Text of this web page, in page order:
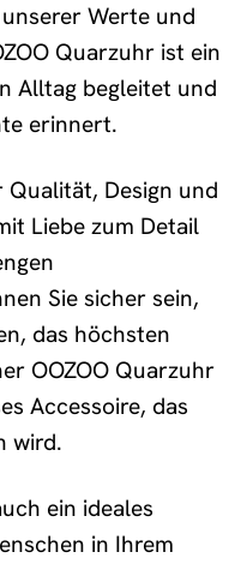
Werte und
Quarzuhr ist ein
Alltag begleitet und
erinnert.
Qualität, Design und
Liebe zum Detail
Sie sicher sein,
das höchsten
OOZOO Quarzuhr
Accessoire, das
wird.
ein ideales
in Ihrem